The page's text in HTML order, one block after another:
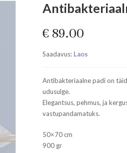
€ 89.00
Saadavus: Laos
Antibakteriaalne padi on
udusulge.
Elegantsus, pehmus, ja
vastupandamatuks.
50×70 cm
900 gr